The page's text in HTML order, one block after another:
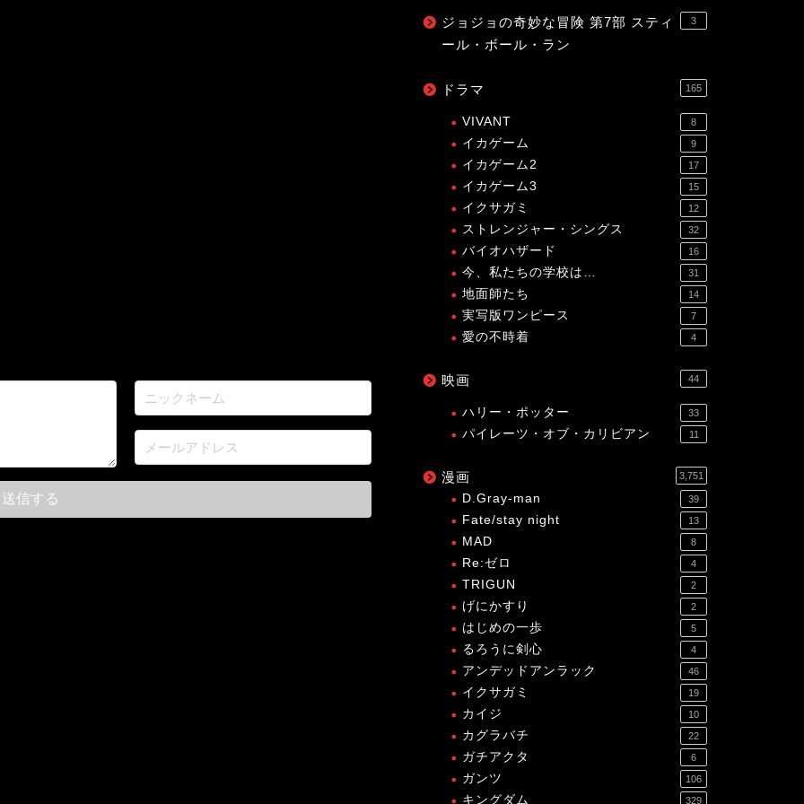
ジョジョの奇妙な冒険 第7部 スティ
ール・ボール・ラン
3
ドラマ 165
VIVANT 8
イカゲーム 9
イカゲーム2 17
イカゲーム3 15
イクサガミ 12
ストレンジャー・シングス 32
バイオハザード 16
今、私たちの学校は… 31
地面師たち 14
実写版ワンピース 7
愛の不時着 4
映画 44
ハリー・ポッター 33
パイレーツ・オブ・カリビアン 11
漫画 3,751
D.Gray-man 39
Fate/stay night 13
MAD 8
Re:ゼロ 4
TRIGUN 2
げにかすり 2
はじめの一歩 5
るろうに剣心 4
アンデッドアンラック 46
イクサガミ 19
カイジ 10
カグラバチ 22
ガチアクタ 6
ガンツ 106
キングダム 329